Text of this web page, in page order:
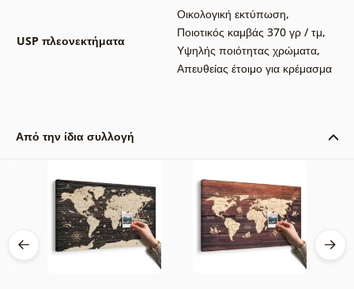
USP πλεονεκτήματα
Οικολογική εκτύπωση,
Ποιοτικός καμβάς 370 γρ / τμ,
Υψηλής ποιότητας χρώματα,
Απευθείας έτοιμο για κρέμασμα
Από την ίδια συλλογή